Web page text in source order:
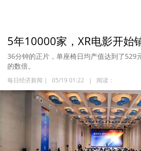
5年10000家，XR电影开始
36分钟的正片，单座椅日均产值达到了529
的数倍。
每日经济新闻 | 05/19 01:22 | 阅读：